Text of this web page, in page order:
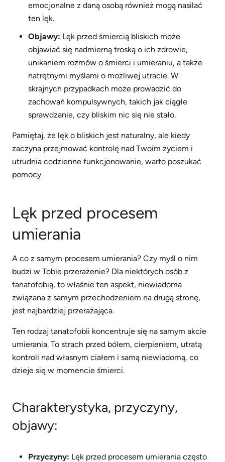
emocjonalne z daną osobą również mogą nasilać
ten lęk.
Objawy: Lęk przed śmiercią bliskich może
objawiać się nadmierną troską o ich zdrowie,
unikaniem rozmów o śmierci i umieraniu, a także
natrętnymi myślami o możliwej utracie. W
skrajnych przypadkach może prowadzić do
zachowań kompulsywnych, takich jak ciągłe
sprawdzanie, czy bliskim nic się nie stało.
Pamiętaj, że lęk o bliskich jest naturalny, ale kiedy
zaczyna przejmować kontrolę nad Twoim życiem i
utrudnia codzienne funkcjonowanie, warto poszukać
pomocy.
Lęk przed procesem
umierania
A co z samym procesem umierania? Czy myśl o nim
budzi w Tobie przerażenie? Dla niektórych osób z
tanatofobią, to właśnie ten aspekt, niewiadoma
związana z samym przechodzeniem na drugą stronę,
jest najbardziej przerażająca.
Ten rodzaj tanatofobii koncentruje się na samym akcie
umierania. To strach przed bólem, cierpieniem, utratą
kontroli nad własnym ciałem i samą niewiadomą, co
dzieje się w momencie śmierci.
Charakterystyka, przyczyny,
objawy:
Przyczyny: Lęk przed procesem umierania często